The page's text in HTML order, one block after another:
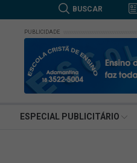
BUSCAR
PUBLICIDADE
ESPECIAL PUBLICITÁRIO
BUSCAR